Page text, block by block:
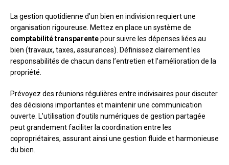
La gestion quotidienne d’un bien en indivision requiert une
organisation rigoureuse. Mettez en place un système de
comptabilité transparentepour suivre les dépenses liées au
bien (travaux, taxes, assurances). Définissez clairement les
responsabilités de chacun dans l’entretien et l’amélioration de la
propriété.
Prévoyez des réunions régulières entre indivisaires pour discuter
des décisions importantes et maintenir une communication
ouverte. L’utilisation d’outils numériques de gestion partagée
peut grandement faciliter la coordination entre les
copropriétaires, assurant ainsi une gestion fluide et harmonieuse
du bien.